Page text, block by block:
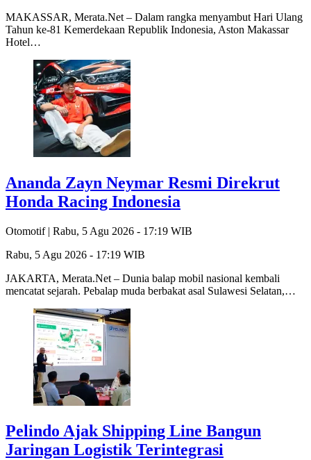
MAKASSAR, Merata.Net – Dalam rangka menyambut Hari Ulang
Tahun ke-81 Kemerdekaan Republik Indonesia, Aston Makassar
Hotel…
Ananda Zayn Neymar Resmi Direkrut
Honda Racing Indonesia
Otomotif | Rabu, 5 Agu 2026 - 17:19 WIB
Rabu, 5 Agu 2026 - 17:19 WIB
JAKARTA, Merata.Net – Dunia balap mobil nasional kembali
mencatat sejarah. Pebalap muda berbakat asal Sulawesi Selatan,…
Pelindo Ajak Shipping Line Bangun
Jaringan Logistik Terintegrasi